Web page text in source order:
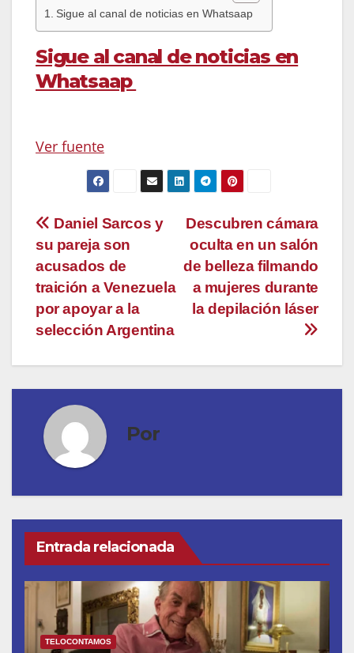
Sigue al canal de noticias en Whatsaap
Sigue al canal de noticias en
Whatsaap
Ver fuente
Navegación
de
entradas
Descubren cámara
oculta en un salón
de belleza filmando
a mujeres durante
la depilación láser
Daniel Sarcos y
su pareja son
acusados de
traición a Venezuela
por apoyar a la
selección Argentina
Por
Entrada relacionada
TELOCONTAMOS